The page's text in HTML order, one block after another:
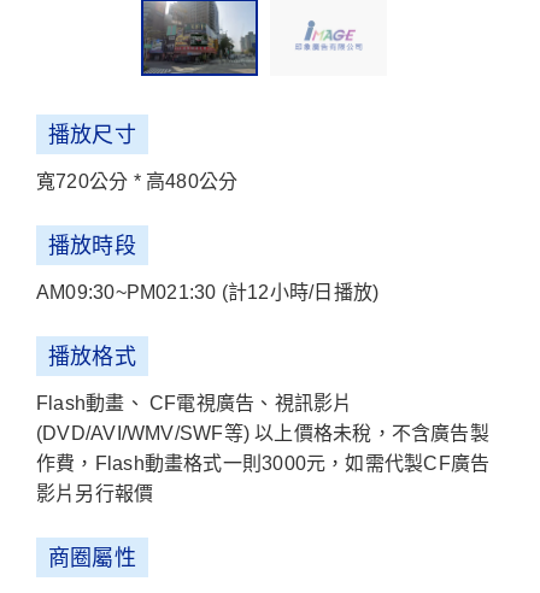
播放尺寸
寬720公分 * 高480公分
播放時段
AM09:30~PM021:30 (計12小時/日播放)
播放格式
Flash動畫、 CF電視廣告、視訊影片
(DVD/AVI/WMV/SWF等) 以上價格未稅，不含廣告製
作費，Flash動畫格式一則3000元，如需代製CF廣告
影片另行報價
商圈屬性